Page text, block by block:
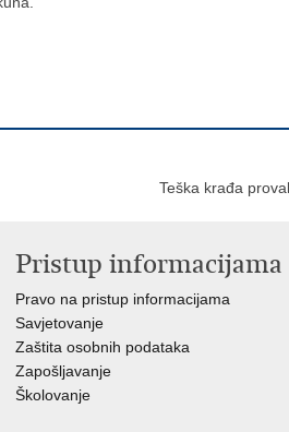
Teška krađa
Pristup informacijama
Pravo na pristup informacijama
Savjetovanje
Zaštita osobnih podataka
Zapošljavanje
Školovanje